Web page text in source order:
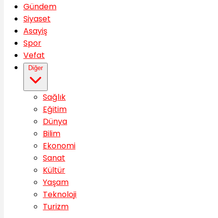
Gündem
Siyaset
Asayiş
Spor
Vefat
Diğer
Sağlık
Eğitim
Dünya
Bilim
Ekonomi
Sanat
Kültür
Yaşam
Teknoloji
Turizm